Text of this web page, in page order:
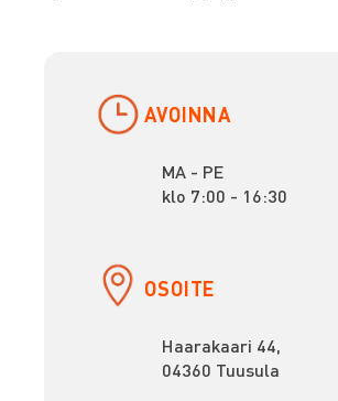
AVOINNA
MA - PE
klo 7:00 - 16:30
OSOITE
Haarakaari 44,
04360 Tuusula